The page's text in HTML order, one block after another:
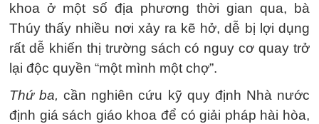
khoa ở một số địa phương thời gian qua, bà
Thúy thấy nhiều nơi xảy ra kẽ hở, dễ bị lợi dụng
rất dễ khiến thị trường sách có nguy cơ quay trở
lại độc quyền “một mình một chợ”.
Thứ ba, cần nghiên cứu kỹ quy định Nhà nước
định giá sách giáo khoa để có giải pháp hài hòa,